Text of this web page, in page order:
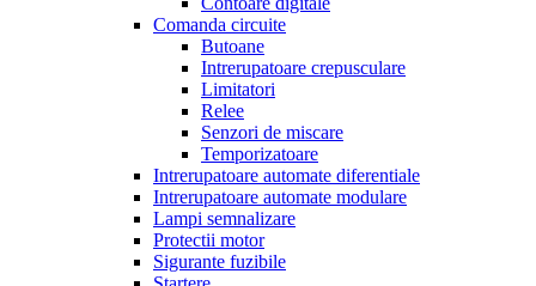
Comanda circuite
Butoane
Intrerupatoare crepusculare
Limitatori
Relee
Senzori de miscare
Temporizatoare
Intrerupatoare automate diferentiale
Intrerupatoare automate modulare
Lampi semnalizare
Protectii motor
Sigurante fuzibile